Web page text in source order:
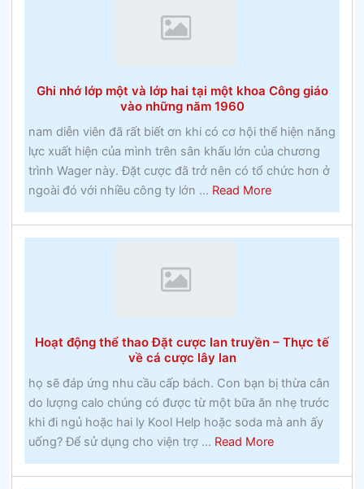
và
thoại
địa
phương
Ghi nhớ lớp một và lớp hai tại một khoa Công giáo
vào những năm 1960
nam diễn viên đã rất biết ơn khi có cơ hội thể hiện năng
lực xuất hiện của mình trên sân khấu lớn của chương
trình Wager này. Đặt cược đã trở nên có tổ chức hơn ở
ngoài đó với nhiều công ty lớn ... Read Moreabout
Ghi
nhớ
tại
khoa
Công
giáo
vào
những
Hoạt động thể thao Đặt cược lan truyền – Thực tế
về cá cược lây lan
họ sẽ đáp ứng nhu cầu cấp bách. Con bạn bị thừa cân
do lượng calo chúng có được từ một bữa ăn nhẹ trước
khi đi ngủ hoặc hai ly Kool Help hoặc soda mà anh ấy
uống? Để sử dụng cho viện trợ ... Read Moreabout
Hoạt
động